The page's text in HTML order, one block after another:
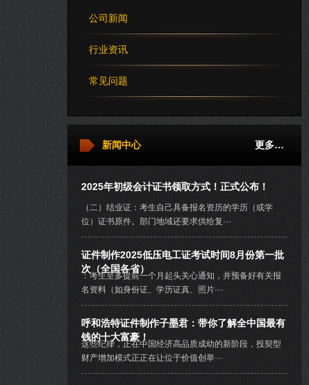
公司新闻
行业资讯
常见问题
更多…
新闻中心
2025年初级会计证书领取方式！正式公布！
（二）结业证：考生自己具备报名资历的学历（或学
位）证书原件。部门地域还要求供给复···
证件制作2025低压电工证考试时间8月份第一批
次（全国各省）
：考生至多提前一个月起头关心通知，并预备好有关报
名资料（如身份证、学历证真、照片···
呼和浩特证件制作子墨君：带你了解全中国最有
钱的十大富豪！
这些纪律，正在中国经济高品质成幼的新阶段，投契型
财产增加模式正正在让位于价值创举···